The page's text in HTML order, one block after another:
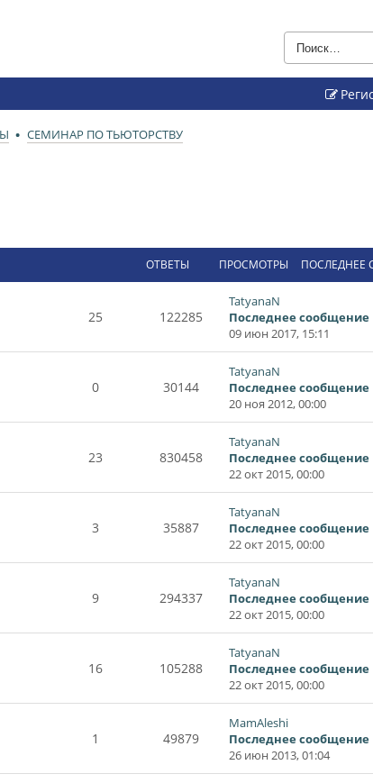
СЕМИНАР ПО ТЬЮТОРСТВУ
ОТВЕТЫ ПРОСМОТРЫ ПОСЛЕДНЕЕ
25 122285
TatyanaN
Последнее сообщение
09 июн 2017, 15:11
0 30144
TatyanaN
Последнее сообщение
20 ноя 2012, 00:00
23 830458
TatyanaN
Последнее сообщение
22 окт 2015, 00:00
3 35887
TatyanaN
Последнее сообщение
22 окт 2015, 00:00
9 294337
TatyanaN
Последнее сообщение
22 окт 2015, 00:00
16 105288
TatyanaN
Последнее сообщение
22 окт 2015, 00:00
1 49879
MamAleshi
Последнее сообщение
26 июн 2013, 01:04